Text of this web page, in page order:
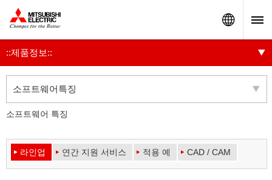
::제품정보::
소프트웨어특징
소프트웨어 특징
라인업 연간 지원 서비스 적용 예 CAD / CAM